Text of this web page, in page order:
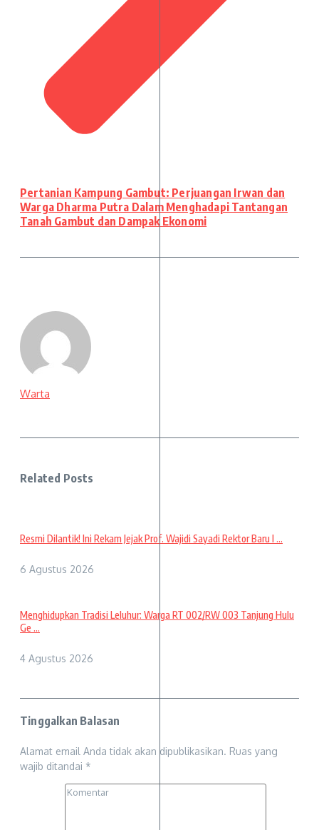
Pertanian Kampung Gambut: Perjuangan Irwan dan
Warga Dharma Putra Dalam Menghadapi Tantangan
Tanah Gambut dan Dampak Ekonomi
Warta
Related Posts
Resmi Dilantik! Ini Rekam Jejak Prof. Wajidi Sayadi Rektor Baru I ...
6 Agustus 2026
Menghidupkan Tradisi Leluhur: Warga RT 002/RW 003 Tanjung Hulu
Ge ...
4 Agustus 2026
Tinggalkan Balasan
Alamat email Anda tidak akan dipublikasikan. Ruas yang
wajib ditandai *